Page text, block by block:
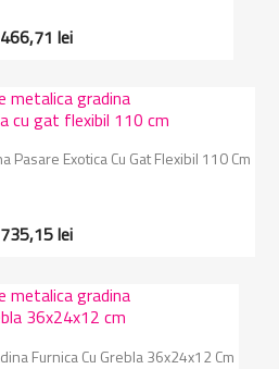
466,71 lei
Pasare Exotica Cu Gat Flexibil 110 Cm
735,15 lei
Furnica Cu Grebla 36x24x12 Cm